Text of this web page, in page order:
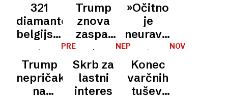
321
diamantov:
belgijski
draguljarji
Trumpu
izdelali
prstan,
Trump
znova
zaspal
sredi
sestanka:
»zaspani
Joe«
»Očitno
je
neuravnovešen«:
nekdanji
šef Cie
poziva k
odstavitvi
PREISKAVA
Trump
nepričakovano
na
NEPRESLIŠANO
Skrb za
lastni
interes
NOV
Konec
varčnih
tušev: